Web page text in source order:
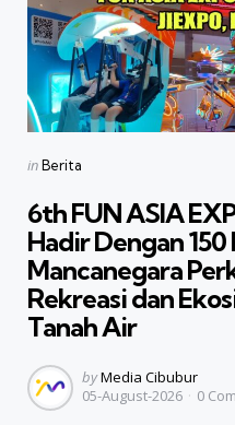
Categories
Posted
inBerita
6th FUN ASIA
Hadir Dengan
Mancanegara
Rekreasi dan
Tanah Air
Posted
by
byMedia Cibubur
05-August-2026
0